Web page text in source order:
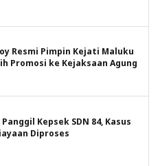
Resmi Pimpin Kejati Maluku
Promosi ke Kejaksaan Agung
Kepsek SDN 84, Kasus
Diproses